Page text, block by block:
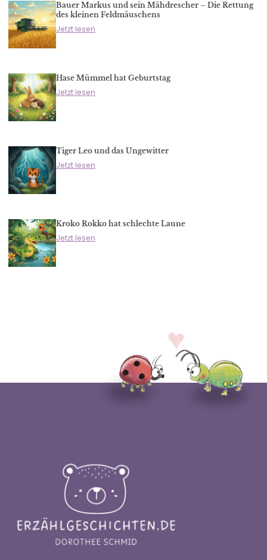
Bauer Markus und sein Mähdrescher – Die Rettung
des kleinen Feldmäuschens
Jetzt lesen
Hase Mümmel hat Geburtstag
Jetzt lesen
Tiger Leo und das Ungewitter
Jetzt lesen
Kroko Rokko hat schlechte Laune
Jetzt lesen